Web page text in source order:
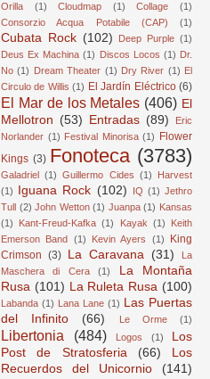
Orilla
(1) Cloudmap (1) Collage
(1)
Consorzio Acqua Potabile (CAP)
(1)
Cubata Rock (102) Deep Purple (1)
Deus Ex Machina (1) Discos Locos (1) Dr.
No (1) Dream Theater (1) Dry River (1) El
Circulo de Willis (1) El Jardín Eléctrico (6)
El Mar de los Metales (406) El
Mellotron (53) Entradas (89)
Eric
Norlander (1) Festival Minorisa (1)
Flower
Kings (3) Fonoteca (3783)
Galadriel (1) Guillermo Cides (1)
Harvest
(1)
Iguana Rock (102) IQ (1) Jethro
Tull (2) John Wetton (1) Juanpa (1) Kansas
(1)
Kant-Freud-Kafka (1) Kayak (1)
Keith
Emerson Band (1) Kevin Ayers (1)
King
Crimson (3) La Caravana (31)
La
Maschera di Cera
(1)
La Montaña
Rusa (101) La Ruleta Rusa (100)
Labanda (1) Lana Lane (1) Las Puertas
del Infinito
(66) Le Orme (1)
Libertonia (484) Logos (1)
Los
Post de Stratosferia
(66)
Los
Recuerdos del Unicornio
(141)